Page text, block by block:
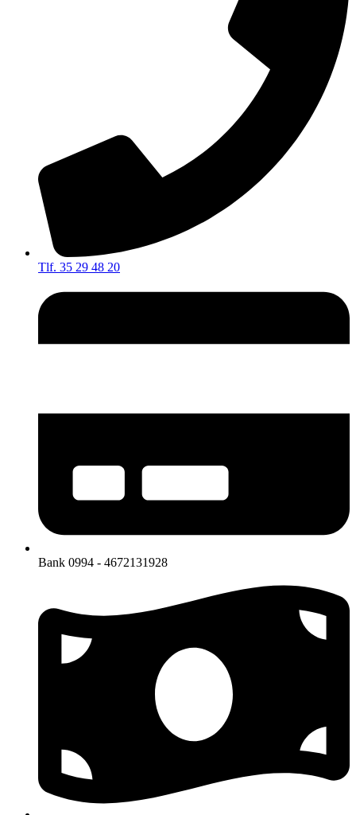
Tlf. 35 29 48 20
Bank 0994 - 4672131928